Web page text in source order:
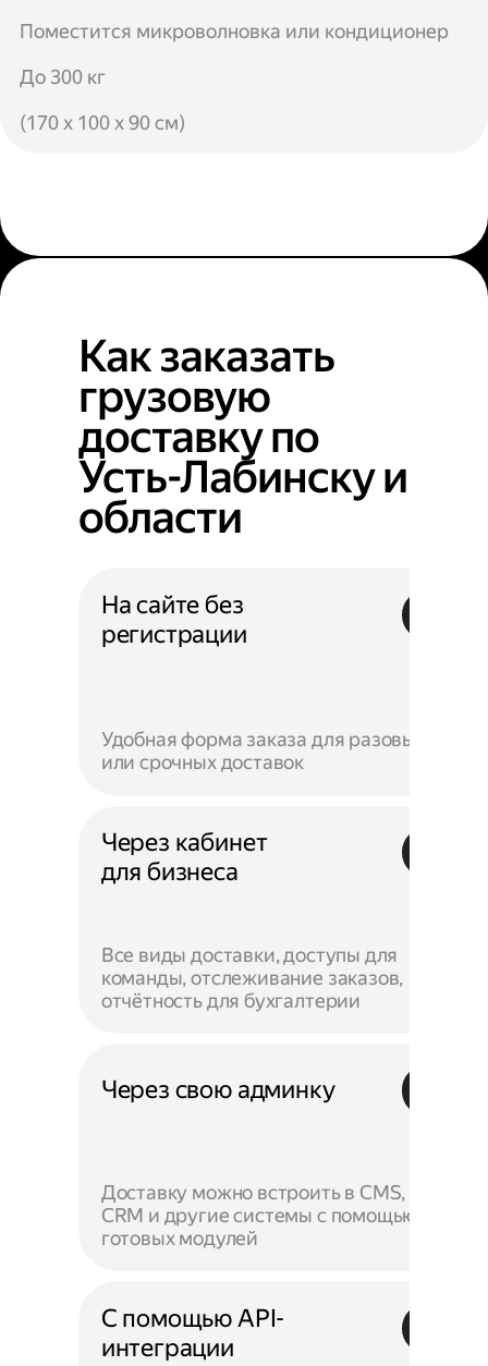
Поместится микроволновка или кондиционер
До 300 кг
(170 x 100 x 90 см)
Как заказать
грузовую
доставку по
Усть-Лабинску и
области
На сайте без
регистрации
Удобная форма заказа для разовых
или срочных доставок
Через кабинет
для бизнеса
Все виды доставки, доступы для
команды, отслеживание заказов,
отчётность для бухгалтерии
Через свою админку
Доставку можно встроить в CMS,
CRM и другие системы с помощью
готовых модулей
С помощью API-
интеграции